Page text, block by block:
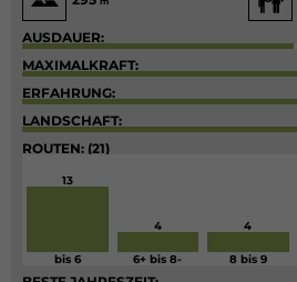
AUSDAUER:
MAXIMALKRAFT:
ERFAHRUNG:
LANDSCHAFT:
ROUTEN: (21)
13
bis 6
4
6+ bis 8-
4
8 bis 9